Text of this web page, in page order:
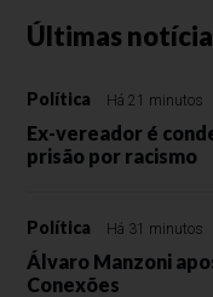
Últimas
Política Há 21 minutos
Ex-vereador é
prisão por racismo
Política Há 31 minutos
Álvaro Manzoni
Conexões